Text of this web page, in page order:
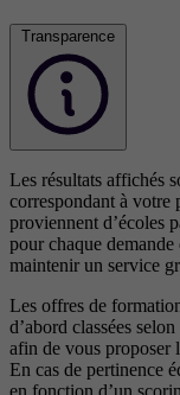
Transparence
Les résultats affichés
correspondant à votre
proviennent d’écoles
pour chaque
maintenir un service
Les offres de
d’abord classées
afin de vous proposer
En cas de pertinence
en fonction d’un